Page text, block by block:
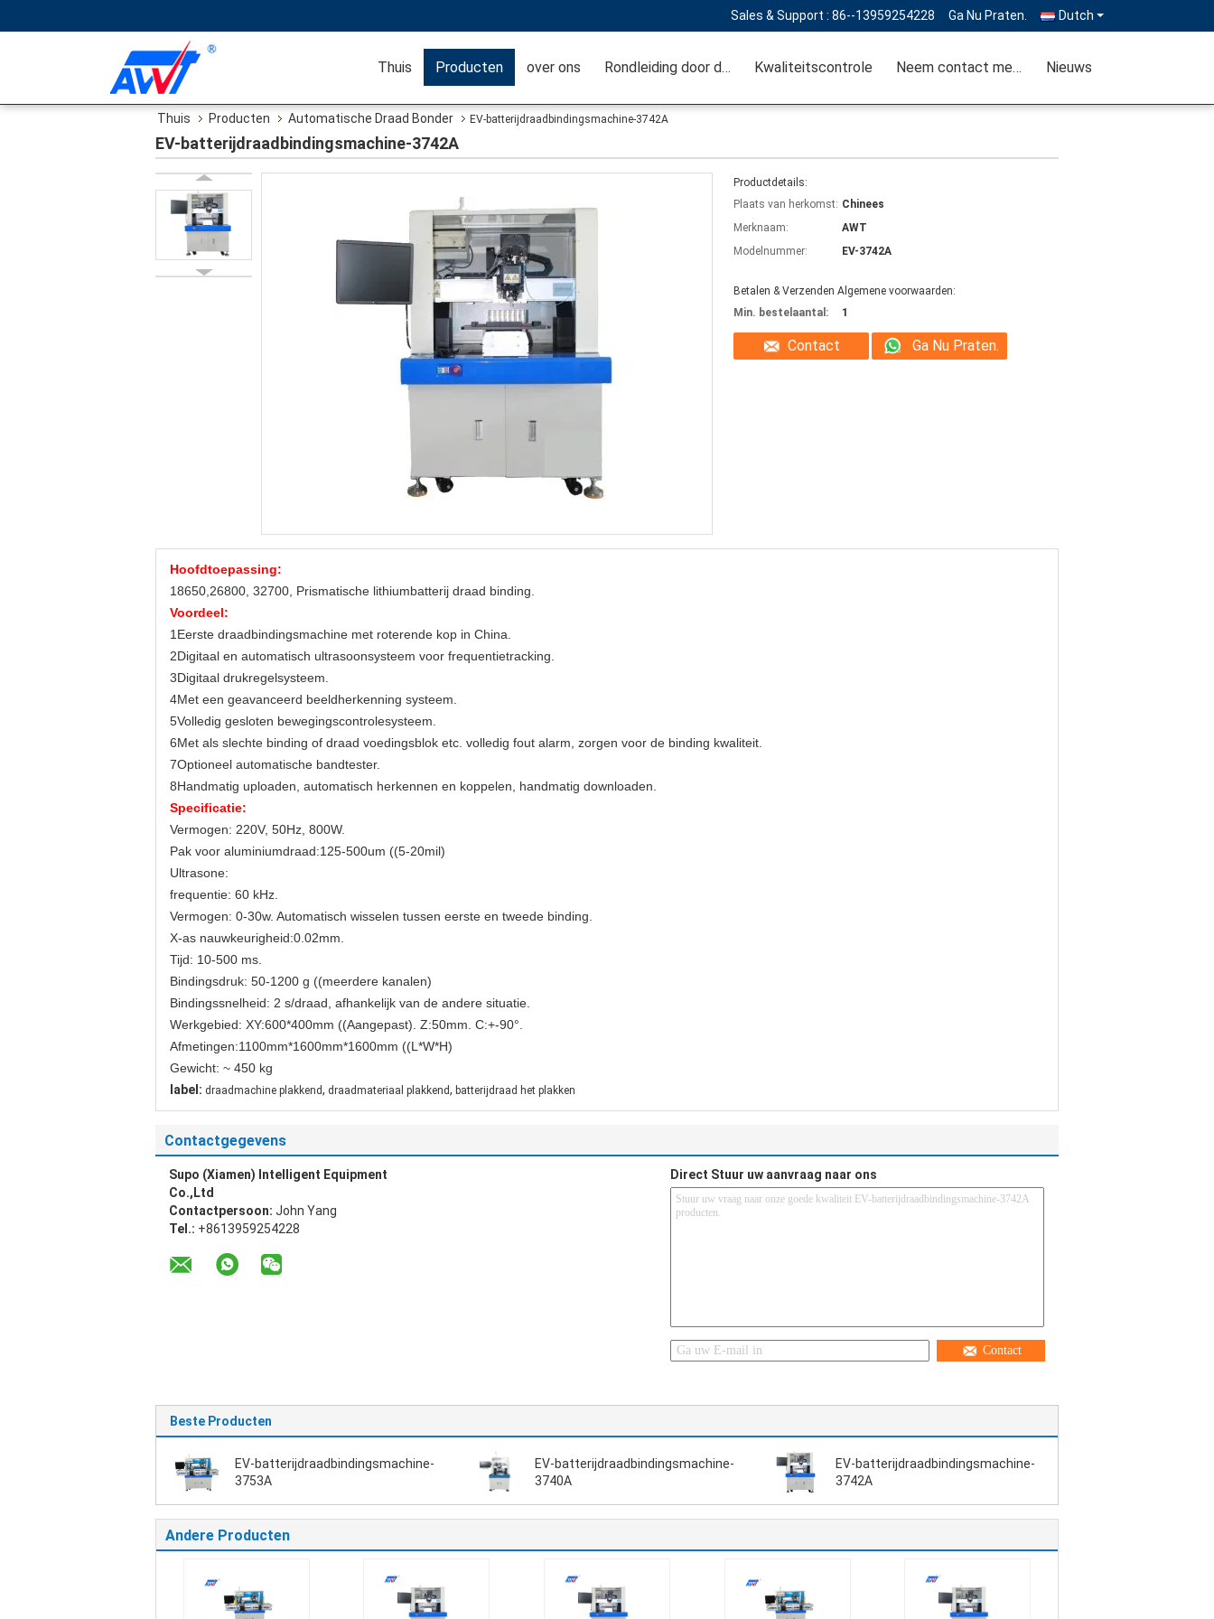
Sales & Support : 86--13959254228 Ga Nu Praten. Dutch
Thuis Producten over ons Rondleiding door de fabriek Kwaliteitscontrole Neem contact met ons op Nieuws
Thuis Producten Automatische Draad Bonder EV-batterijdraadbindingsmachine-3742A
EV-batterijdraadbindingsmachine-3742A
Productdetails:
Plaats van herkomst: Chinees
Merknaam:
AWT
Modelnummer:
EV-3742A
Betalen & Verzenden Algemene voorwaarden:
Min. bestelaantal:
1
Contact Ga Nu Praten.
Hoofdtoepassing:
18650,26800, 32700, Prismatische lithiumbatterij draad binding.
Voordeel:
1Eerste draadbindingsmachine met roterende kop in China.
2Digitaal en automatisch ultrasoonsysteem voor frequentietracking.
3Digitaal drukregelsysteem.
4Met een geavanceerd beeldherkenning systeem.
5Volledig gesloten bewegingscontrolesysteem.
6Met als slechte binding of draad voedingsblok etc. volledig fout alarm, zorgen voor de binding kwaliteit.
7Optioneel automatische bandtester.
8Handmatig uploaden, automatisch herkennen en koppelen, handmatig downloaden.
Specificatie:
Vermogen: 220V, 50Hz, 800W.
Pak voor aluminiumdraad:125-500um ((5-20mil)
Ultrasone:
frequentie: 60 kHz.
Vermogen: 0-30w. Automatisch wisselen tussen eerste en tweede binding.
X-as nauwkeurigheid:0.02mm.
Tijd: 10-500 ms.
Bindingsdruk: 50-1200 g ((meerdere kanalen)
Bindingssnelheid: 2 s/draad, afhankelijk van de andere situatie.
Werkgebied: XY:600*400mm ((Aangepast). Z:50mm. C:+-90°.
Afmetingen:1100mm*1600mm*1600mm ((L*W*H)
Gewicht: ~ 450 kg
label: draadmachine plakkend, draadmateriaal plakkend, batterijdraad het plakken
Contactgegevens
Supo (Xiamen) Intelligent Equipment
Co.,Ltd
Contactpersoon: John Yang
Tel.: +8613959254228
Direct Stuur uw aanvraag naar ons
Contact
Beste Producten
EV-batterijdraadbindingsmachine-
3753A
EV-batterijdraadbindingsmachine-
3740A
EV-batterijdraadbindingsmachine-
3742A
Andere Producten